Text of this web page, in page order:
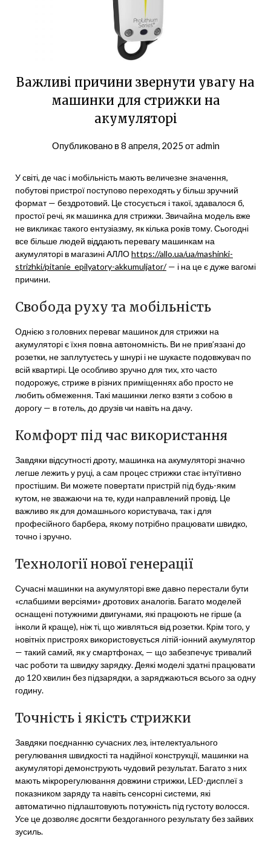
Важливі причини звернути увагу на
машинки для стрижки на
акумуляторі
Опубликовано в8 апреля, 2025 отadmin
У світі, де час і мобільність мають величезне значення,
побутові пристрої поступово переходять у більш зручний
формат — бездротовий. Це стосується і такої, здавалося б,
простої речі, як машинка для стрижки. Звичайна модель вже
не викликає такого ентузіазму, як кілька років тому. Сьогодні
все більше людей віддають перевагу машинкам на
акумуляторі в магазині АЛЛОhttps://allo.ua/ua/mashinki-
strizhki/pitanie_epilyatory-akkumuljator/— і на це є дуже вагомі
причини.
Свобода руху та мобільність
Однією з головних переваг машинок для стрижки на
акумуляторі є їхня повна автономність. Ви не прив’язані до
розетки, не заплутуєтесь у шнурі і не шукаєте подовжувач по
всій квартирі. Це особливо зручно для тих, хто часто
подорожує, стриже в різних приміщеннях або просто не
любить обмеження. Такі машинки легко взяти з собою в
дорогу — в готель, до друзів чи навіть на дачу.
Комфорт під час використання
Завдяки відсутності дроту, машинка на акумуляторі значно
легше лежить у руці, а сам процес стрижки стає інтуїтивно
простішим. Ви можете повертати пристрій під будь-яким
кутом, не зважаючи на те, куди направлений провід. Це
важливо як для домашнього користувача, так і для
професійного барбера, якому потрібно працювати швидко,
точно і зручно.
Технології нової генерації
Сучасні машинки на акумуляторі вже давно перестали бути
«слабшими версіями» дротових аналогів. Багато моделей
оснащені потужними двигунами, які працюють не гірше (а
інколи й краще), ніж ті, що живляться від розетки. Крім того, у
новітніх пристроях використовується літій-іонний акумулятор
— такий самий, як у смартфонах, — що забезпечує тривалий
час роботи та швидку зарядку. Деякі моделі здатні працювати
до 120 хвилин без підзарядки, а заряджаються всього за одну
годину.
Точність і якість стрижки
Завдяки поєднанню сучасних лез, інтелектуального
регулювання швидкості та надійної конструкції, машинки на
акумуляторі демонструють чудовий результат. Багато з них
мають мікрорегулювання довжини стрижки, LED-дисплеї з
показником заряду та навіть сенсорні системи, які
автоматично підлаштовують потужність під густоту волосся.
Усе це дозволяє досягти бездоганного результату без зайвих
зусиль.